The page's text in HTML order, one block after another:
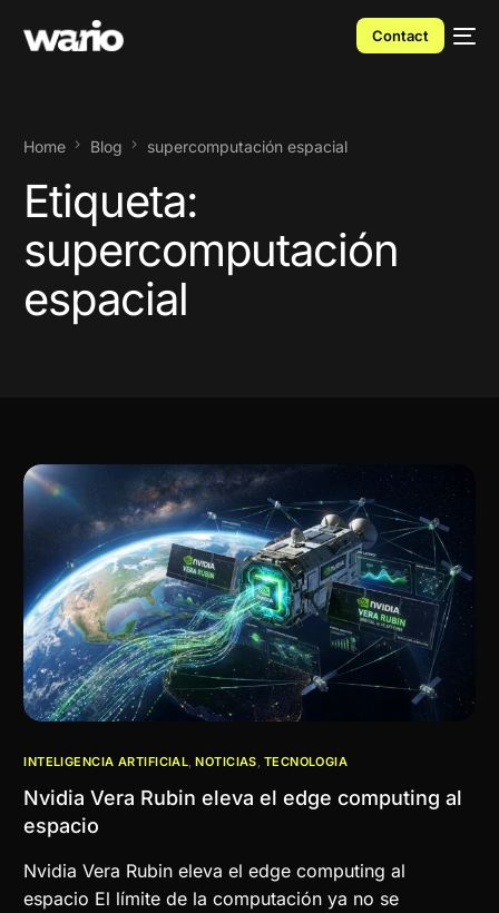
Contact
Home Blog supercomputación espacial
Etiqueta:
supercomputación
espacial
INTELIGENCIA ARTIFICIAL,NOTICIAS, TECNOLOGIA
Nvidia Vera Rubin eleva el edge computing al
espacio
Nvidia Vera Rubin eleva el edge computing al
espacio El límite de la computación ya no se